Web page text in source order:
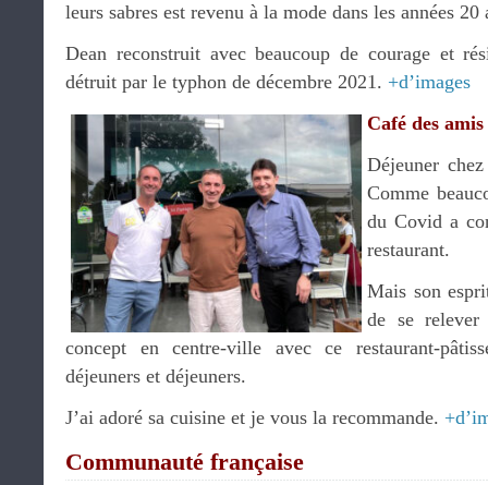
leurs sabres est revenu à la mode dans les années
Dean reconstruit avec beaucoup de courage et
détruit par le typhon de décembre 2021. +d’images
Café des amis
Déjeuner
Comme
du Covid a
restaurant.
Mais son
de se
concept en centre-ville avec ce restaurant-
déjeuners et déjeuners.
J’ai adoré sa cuisine et je vous la recommande.
Communauté française